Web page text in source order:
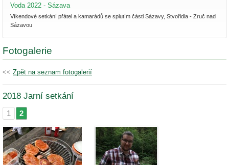
Voda 2022 - Sázava
Víkendové setkání přátel a kamarádů se splutím části Sázavy, Stvořidla - Zruč nad
Sázavou
Fotogalerie
<< Zpět na seznam fotogalerií
2018 Jarní setkání
1 2